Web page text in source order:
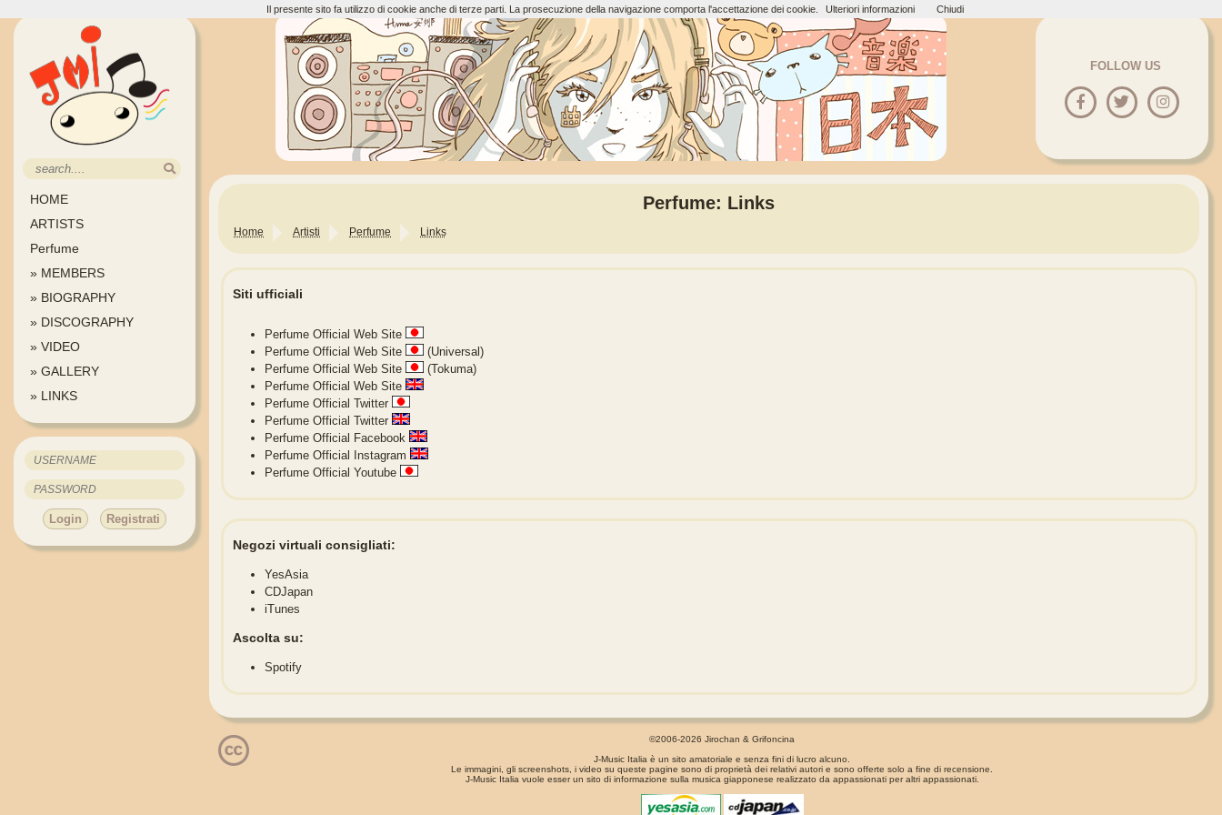
HOME
ARTISTS
Perfume
» MEMBERS
» BIOGRAPHY
» DISCOGRAPHY
» VIDEO
» GALLERY
» LINKS
Login Registrati
FOLLOW US
Perfume: Links
Home Artisti Perfume Links
Siti ufficiali
Perfume Official Web Site
Perfume Official Web Site
(Universal)
Perfume Official Web Site
(Tokuma)
Perfume Official Web Site
Perfume Official Twitter
Perfume Official Twitter
Perfume Official Facebook
Perfume Official Instagram
Perfume Official Youtube
Negozi virtuali consigliati:
YesAsia
CDJapan
iTunes
Ascolta su:
Spotify
©2006-2026 Jirochan & Grifoncina
J-Music Italia è un sito amatoriale e senza fini di lucro alcuno.
Le immagini, gli screenshots, i video su queste pagine sono di proprietà dei relativi autori e sono offerte solo a fine di recensione.
J-Music Italia vuole esser un sito di informazione sulla musica giapponese realizzato da appassionati per altri appassionati.
Il presente sito fa utilizzo di cookie anche di terze parti. La prosecuzione della navigazione comporta l'accettazione dei cookie. Ulteriori informazioni Chiudi